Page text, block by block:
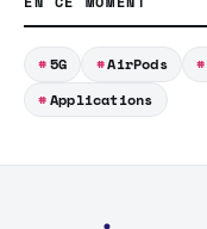
5G AirPods
Applications